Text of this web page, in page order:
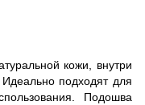
кожи, внутри
подходят для
Подошва